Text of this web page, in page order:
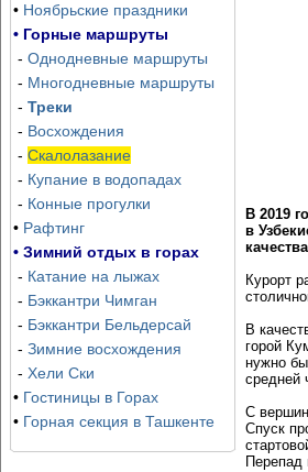
Зона Отдыха Хумсон Булок
Зона Отдыха в горах Хумсон Булок
принимает гостей.
• Ноябрьские праздники
• Горные маршруты
- Однодневные маршруты
- Многодневные маршруты
- Треки
- Восхождения
- Скалолазание
- Купание в водопадах
- Конные прогулки
• Рафтинг
• Зимний отдых в горах
- Катание на лыжах
- Бэккантри Чимган
- Бэккантри Бельдерсай
- Зимние восхождения
- Хели Ски
• Гостиницы в Горах
• Горная секция в Ташкенте
В 2019
в
Курорт
В
горой
нужно
средней
С
Спуск